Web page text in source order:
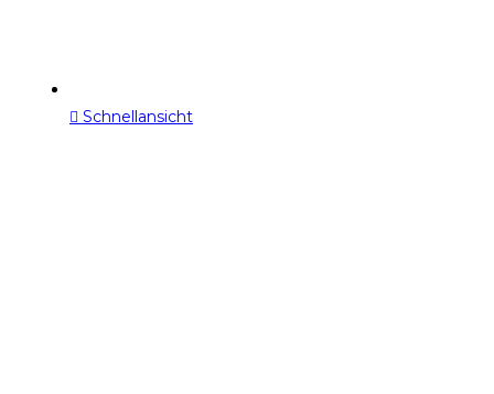
Schnellansicht